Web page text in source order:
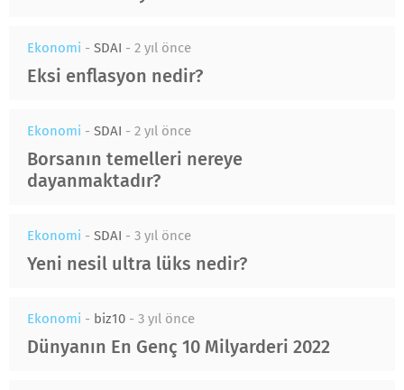
Ekonomi - SDAI - 2 yıl önce
Eksi enflasyon nedir?
Ekonomi - SDAI - 2 yıl önce
Borsanın temelleri nereye
dayanmaktadır?
Ekonomi - SDAI - 3 yıl önce
Yeni nesil ultra lüks nedir?
Ekonomi - biz10 - 3 yıl önce
Dünyanın En Genç 10 Milyarderi 2022